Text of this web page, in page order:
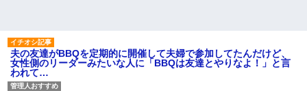
夫の友達がBBQを定期的に開催して夫婦で参加してたんだけど、
女性側のリーダーみたいな人に「BBQは友達とやりなよ！」と言
われて…